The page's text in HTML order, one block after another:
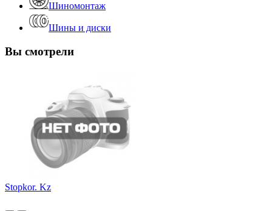
Шиномонтаж
Шины и диски
Вы смотрели
Stopkor. Kz